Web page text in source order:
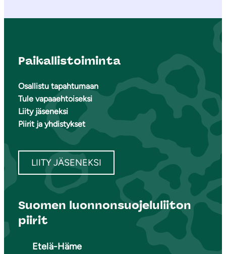
Paikallistoiminta
Osallistu tapahtumaan
Tule vapaaehtoiseksi
Liity jäseneksi
Piirit ja yhdistykset
LIITY JÄSENEKSI
Suomen luonnonsuojeluliiton
piirit
Etelä-Häme